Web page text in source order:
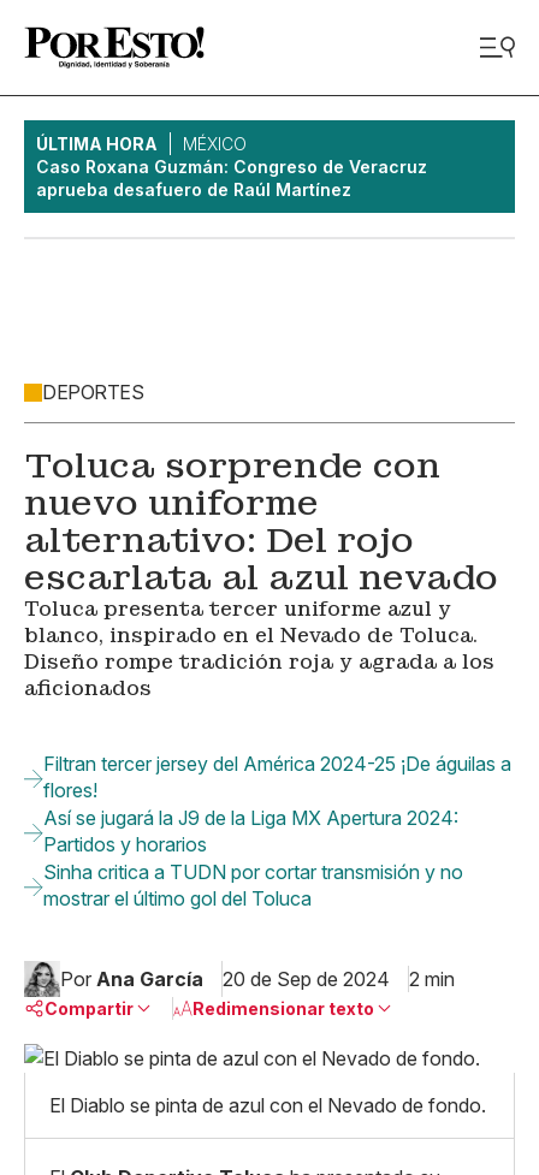
ÚLTIMA HORA
MÉXICO
Caso Roxana Guzmán: Congreso de Veracruz
aprueba desafuero de Raúl Martínez
DEPORTES
Toluca sorprende con
nuevo uniforme
alternativo: Del rojo
escarlata al azul nevado
Toluca presenta tercer uniforme azul y
blanco, inspirado en el Nevado de Toluca.
Diseño rompe tradición roja y agrada a los
aficionados
Filtran tercer jersey del América 2024-25 ¡De águilas a
flores!
Así se jugará la J9 de la Liga MX Apertura 2024:
Partidos y horarios
Sinha critica a TUDN por cortar transmisión y no
mostrar el último gol del Toluca
Por Ana García 20 de Sep de 2024 2 min
Compartir
Facebook
Redimensionar texto
Mediano
Grande
El Diablo se pinta de azul con el Nevado de fondo.